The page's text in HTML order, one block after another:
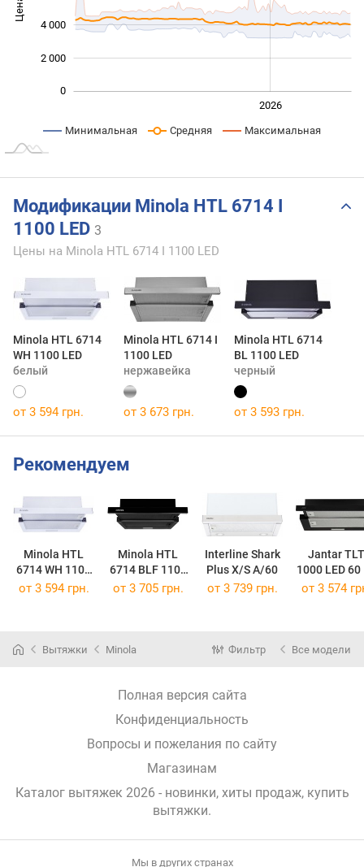
Цена
0
2 000
4 000
2026
Минимальная Средняя Максимальная
Модификации Minola HTL 6714 I
1100 LED 3
Цены на Minola HTL 6714 I 1100 LED
Minola HTL 6714
WH 1100 LED
белый
Minola HTL 6714 I
1100 LED
нержавейка
Minola HTL 6714
BL 1100 LED
черный
от 3 594 грн. от 3 673 грн. от 3 593 грн.
Рекомендуем
Minola HTL
6714 WH 1100
LED
Minola HTL
6714 BLF 1100
LED
Interline Shark
Plus X/S A/60
Jantar TLT
1000 LED 60
от 3 594 грн. от 3 705 грн. от 3 739 грн. от 3 574
Вытяжки Minola Фильтр Все модели
Полная версия сайта
Конфиденциальность
Вопросы и пожелания по сайту
Магазинам
Каталог вытяжек 2026 - новинки, хиты продаж, купить
вытяжки.
Мы в других странах